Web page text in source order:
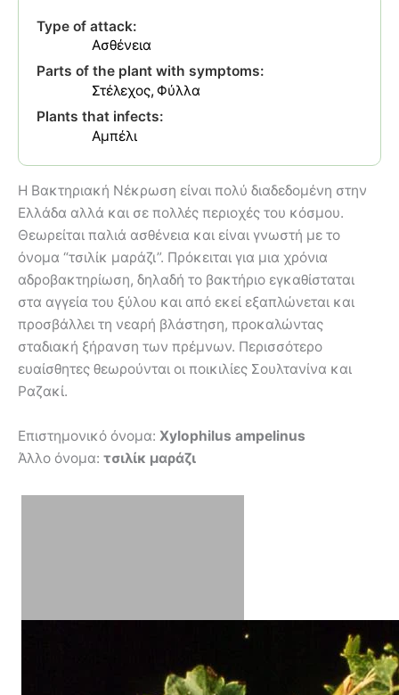
Type of attack:
Ασθένεια
Parts of the plant with symptoms:
Στέλεχος Φύλλα
Plants that infects:
Αμπέλι
Η Βακτηριακή Νέκρωση είναι πολύ διαδεδομένη στην
Ελλάδα αλλά και σε πολλές περιοχές του κόσμου.
Θεωρείται παλιά ασθένεια και είναι γνωστή με το
όνομα “τσιλίκ μαράζι”. Πρόκειται για μια χρόνια
αδροβακτηρίωση, δηλαδή το βακτήριο εγκαθίσταται
στα αγγεία του ξύλου και από εκεί εξαπλώνεται και
προσβάλλει τη νεαρή βλάστηση, προκαλώντας
σταδιακή ξήρανση των πρέμνων. Περισσότερο
ευαίσθητες θεωρούνται οι ποικιλίες Σουλτανίνα και
Ραζακί.
Επιστημονικό όνομα: Xylophilus ampelinus
Άλλο όνομα: τσιλίκ μαράζι